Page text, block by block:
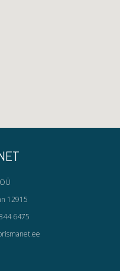
12915
6475